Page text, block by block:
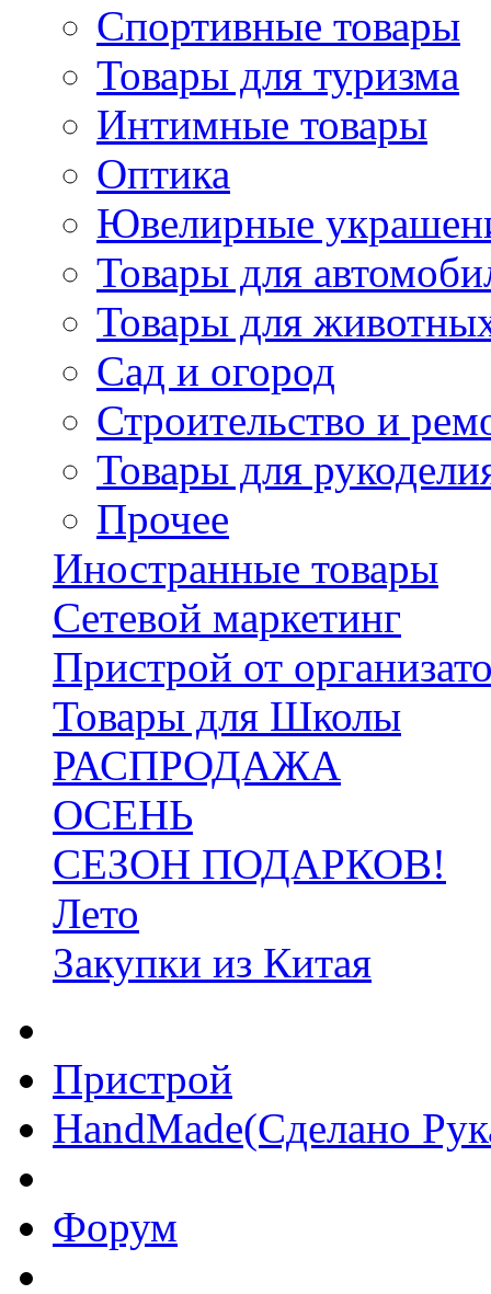
Спортивные товары
Товары для туризма
Интимные товары
Оптика
Ювелирные
Товары для
Товары для
Сад и огород
Строительство и
Товары для
Прочее
Иностранные товары
Сетевой маркетинг
Пристрой от
Товары для Школы
РАСПРОДАЖА
ОСЕНЬ
СЕЗОН ПОДАРКОВ!
Лето
Закупки из Китая
Пристрой
HandMade(Сделано
Форум